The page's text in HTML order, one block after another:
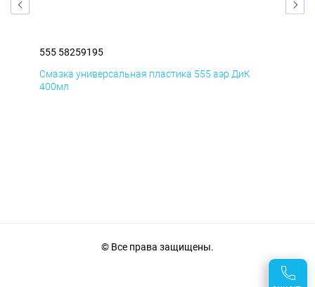
555 58259195
Смазка универсальная пластика 555 аэр ДиК
400мл
© Все права защищены.